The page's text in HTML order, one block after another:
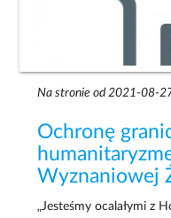
Na stronie od 2021-08-
Ochronę
Wyznaniowej
„Jesteśmy ocalałymi z